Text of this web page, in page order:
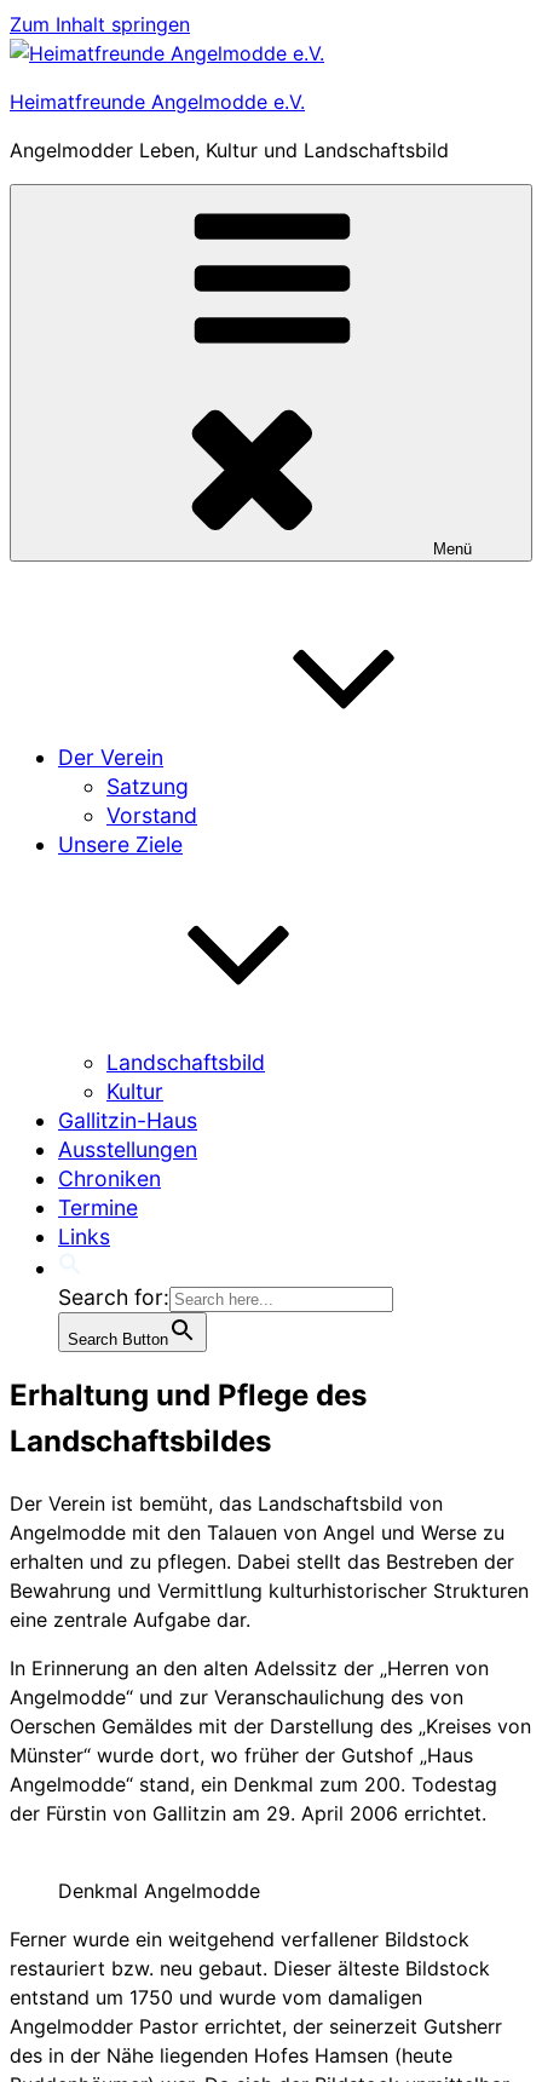
Zum Inhalt springen
Heimatfreunde Angelmodde e.V.
Angelmodder Leben, Kultur und Landschaftsbild
Menü
Der Verein
Satzung
Vorstand
Unsere Ziele
Landschaftsbild
Kultur
Gallitzin-Haus
Ausstellungen
Chroniken
Termine
Links
Search for:
Search Button
Erhaltung und Pflege des
Landschaftsbildes
Der Verein ist bemüht, das Landschaftsbild von
Angelmodde mit den Talauen von Angel und Werse zu
erhalten und zu pflegen. Dabei stellt das Bestreben der
Bewahrung und Vermittlung kulturhistorischer Strukturen
eine zentrale Aufgabe dar.
In Erinnerung an den alten Adelssitz der „Herren von
Angelmodde“ und zur Veranschaulichung des von
Oerschen Gemäldes mit der Darstellung des „Kreises von
Münster“ wurde dort, wo früher der Gutshof „Haus
Angelmodde“ stand, ein Denkmal zum 200. Todestag
der Fürstin von Gallitzin am 29. April 2006 errichtet.
Denkmal Angelmodde
Ferner wurde ein weitgehend verfallener Bildstock
restauriert bzw. neu gebaut. Dieser älteste Bildstock
entstand um 1750 und wurde vom damaligen
Angelmodder Pastor errichtet, der seinerzeit Gutsherr
des in der Nähe liegenden Hofes Hamsen (heute